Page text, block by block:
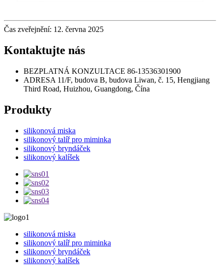
Čas zveřejnění: 12. června 2025
Kontaktujte nás
BEZPLATNÁ KONZULTACE 86-13536301900
ADRESA 11/F, budova B, budova Liwan, č. 15, Hengjiang
Third Road, Huizhou, Guangdong, Čína
Produkty
silikonová miska
silikonový talíř pro miminka
silikonový bryndáček
silikonový kalíšek
silikonová miska
silikonový talíř pro miminka
silikonový bryndáček
silikonový kalíšek